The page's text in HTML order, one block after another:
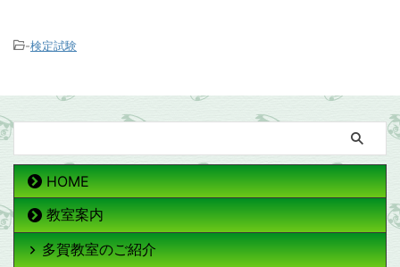
-検定試験
HOME
教室案内
多賀教室のご紹介